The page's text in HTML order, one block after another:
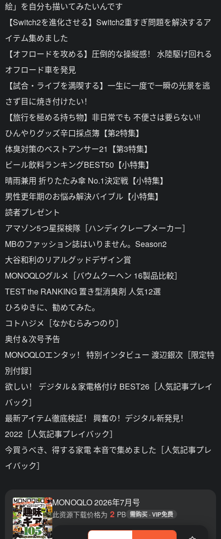
絵」を自分も描いてみたいんです
【Switch2を進化させる】Switch2重すぎ問題を解決するア
イテム集めました
【オフロードを攻める】圧倒的な操縦感！ 水陸駆け回れる
オフロード車を発見
【試合・ライブを満喫する】一生に一度で一瞬の光景を逃
さず目に焼き付けたい！
【旅行を極める持ち物】非日常でも 不便さは要らない!!
ひんやりグッズ辛口採点簿【第2特集】
体臭対策のベストアンサー21【第3特集】
ビール飲料ランキングBEST50【小特集】
晴雨兼用 折りたたみ傘 No.1決定戦【小特集】
男性更年期のお悩み解決バイブル【小特集】
読者プレゼント
アマゾン5つ星探検隊［ハンディクレープメーカー］
MBのファッション誌はいりません。Season2
大谷和利のリアルグッドデザイン賞
MONOQLOグルメ［バウムクーヘン 16製品比較］
TEST the RANKING 置き型消臭剤 人気12選
ひろゆきに、勧めてみた。
コトハジメ［なかむらみつのり］
奥付＆次号予告
MONOQLOエンタッ！ 特別インタビュー 渡辺銀次［限定特
別付録］
欲しい！ デジタル＆家電格付け BEST26［人気記事プレイ
バック］
最新アイテム徹底検証！ 興奮の！デジタル新発見！
2022［人気記事プレイバック］
今買うべき、得する家電 本音で集めました［人気記事プレ
イバック］
MONOQLO 2026年7月号
此资源下载价格为 2 PB 需购买 · VIP免费